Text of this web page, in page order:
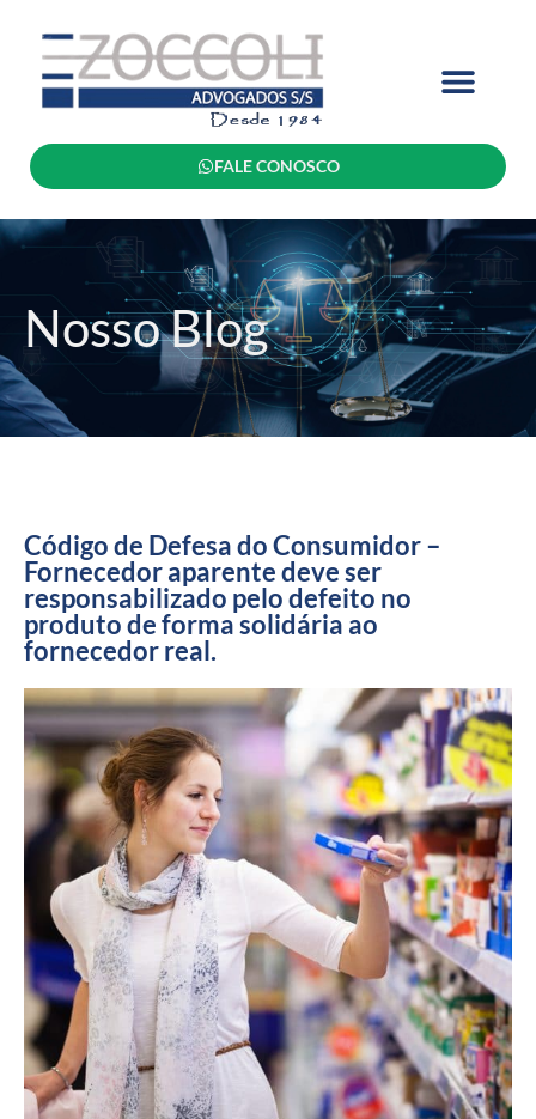
FALE CONOSCO
Nosso Blog
Código de Defesa do Consumidor –
Fornecedor aparente deve ser
responsabilizado pelo defeito no
produto de forma solidária ao
fornecedor real.